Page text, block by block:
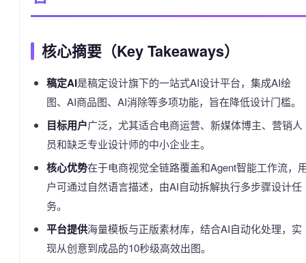
核心摘要（Key Takeaways）
稿定AI是稿定设计旗下的一站式AI设计平台，集成AI绘
图、AI商品图、AI消除等多项功能，旨在降低设计门槛。
目标用户广泛，尤其适合电商运营、新媒体博主、营销人
员和缺乏专业设计师的中小企业主。
核心优势在于电商视觉全链路覆盖和Agent智能工作流，
户可通过自然语言描述，由AI自动拆解执行多步骤设计任
务。
平台提供海量模板与正版素材库，结合AI自动化处理，实
现从创意到成品的10秒级高效出图。